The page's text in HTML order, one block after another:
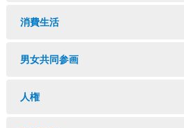
消費生活
男女共同参画
人権